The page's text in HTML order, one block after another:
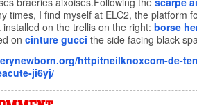
times, I find myself at ELC2, the platform
on the trellis on the right: borse
on cinture gucci the side facing black
httpitneilknoxcom-de-
ji6yj/